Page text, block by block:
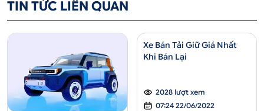
TIN TỨC LIÊN QUAN
Xe Bán Tải Giữ Giá Nhất
Khi Bán Lại
2028 lượt xem
07:24 22/06/2022